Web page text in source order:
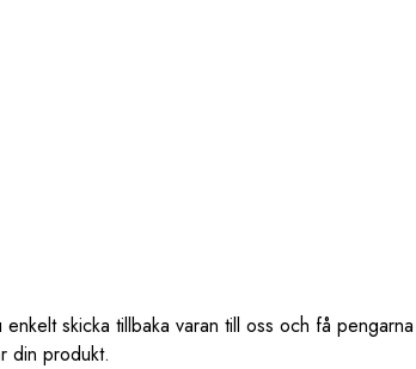
skicka tillbaka varan till oss och få
din produkt.